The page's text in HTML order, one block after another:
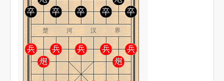
楚 河 汉 界